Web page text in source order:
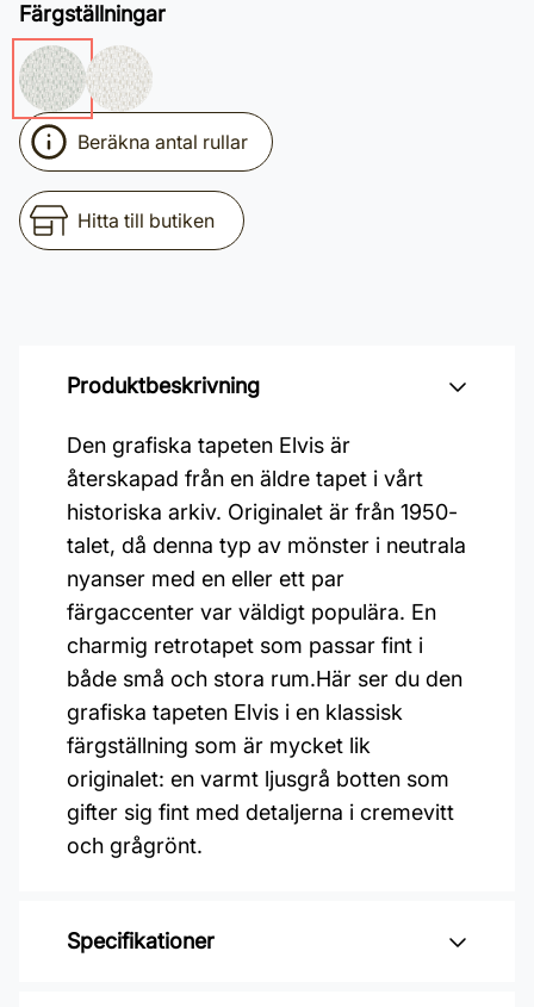
Färgställningar
Beräkna antal rullar
Hitta till butiken
Produktbeskrivning
Den grafiska tapeten Elvis är
återskapad från en äldre tapet i vårt
historiska arkiv. Originalet är från 1950-
talet, då denna typ av mönster i neutrala
nyanser med en eller ett par
färgaccenter var väldigt populära. En
charmig retrotapet som passar fint i
både små och stora rum.Här ser du den
grafiska tapeten Elvis i en klassisk
färgställning som är mycket lik
originalet: en varmt ljusgrå botten som
gifter sig fint med detaljerna i cremevitt
och grågrönt.
Specifikationer